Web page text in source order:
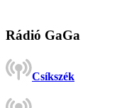
Rádió GaGa
Csíkszék